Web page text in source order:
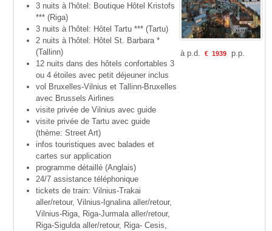
3 nuits à l'hôtel: Boutique Hôtel Kristofs
*** (Riga)
3 nuits à l'hôtel: Hôtel Tartu *** (Tartu)
2 nuits à l'hôtel: Hôtel St. Barbara *
(Tallinn)
12 nuits dans des hôtels confortables 3
ou 4 étoiles avec petit déjeuner inclus
vol Bruxelles-Vilnius et Tallinn-Bruxelles
avec Brussels Airlines
visite privée de Vilnius avec guide
visite privée de Tartu avec guide
(thème: Street Art)
infos touristiques avec balades et
cartes sur application
programme détaillé (Anglais)
24/7 assistance téléphonique
tickets de train: Vilnius-Trakai
aller/retour, Vilnius-Ignalina aller/retour,
Vilnius-Riga, Riga-Jurmala aller/retour,
Riga-Sigulda aller/retour, Riga- Cesis,
à p.d. € 1939p.p.